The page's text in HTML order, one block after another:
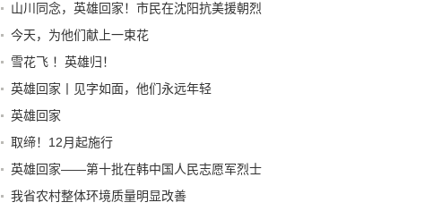
山川同念，英雄回家！市民在沈阳抗美援朝烈
士陵园等待英雄归来！
今天，为他们献上一束花
雪花飞 ！英雄归！
英雄回家丨见字如面，他们永远年轻
英雄回家
取缔！12月起施行
英雄回家——第十批在韩中国人民志愿军烈士
遗骸归国
我省农村整体环境质量明显改善